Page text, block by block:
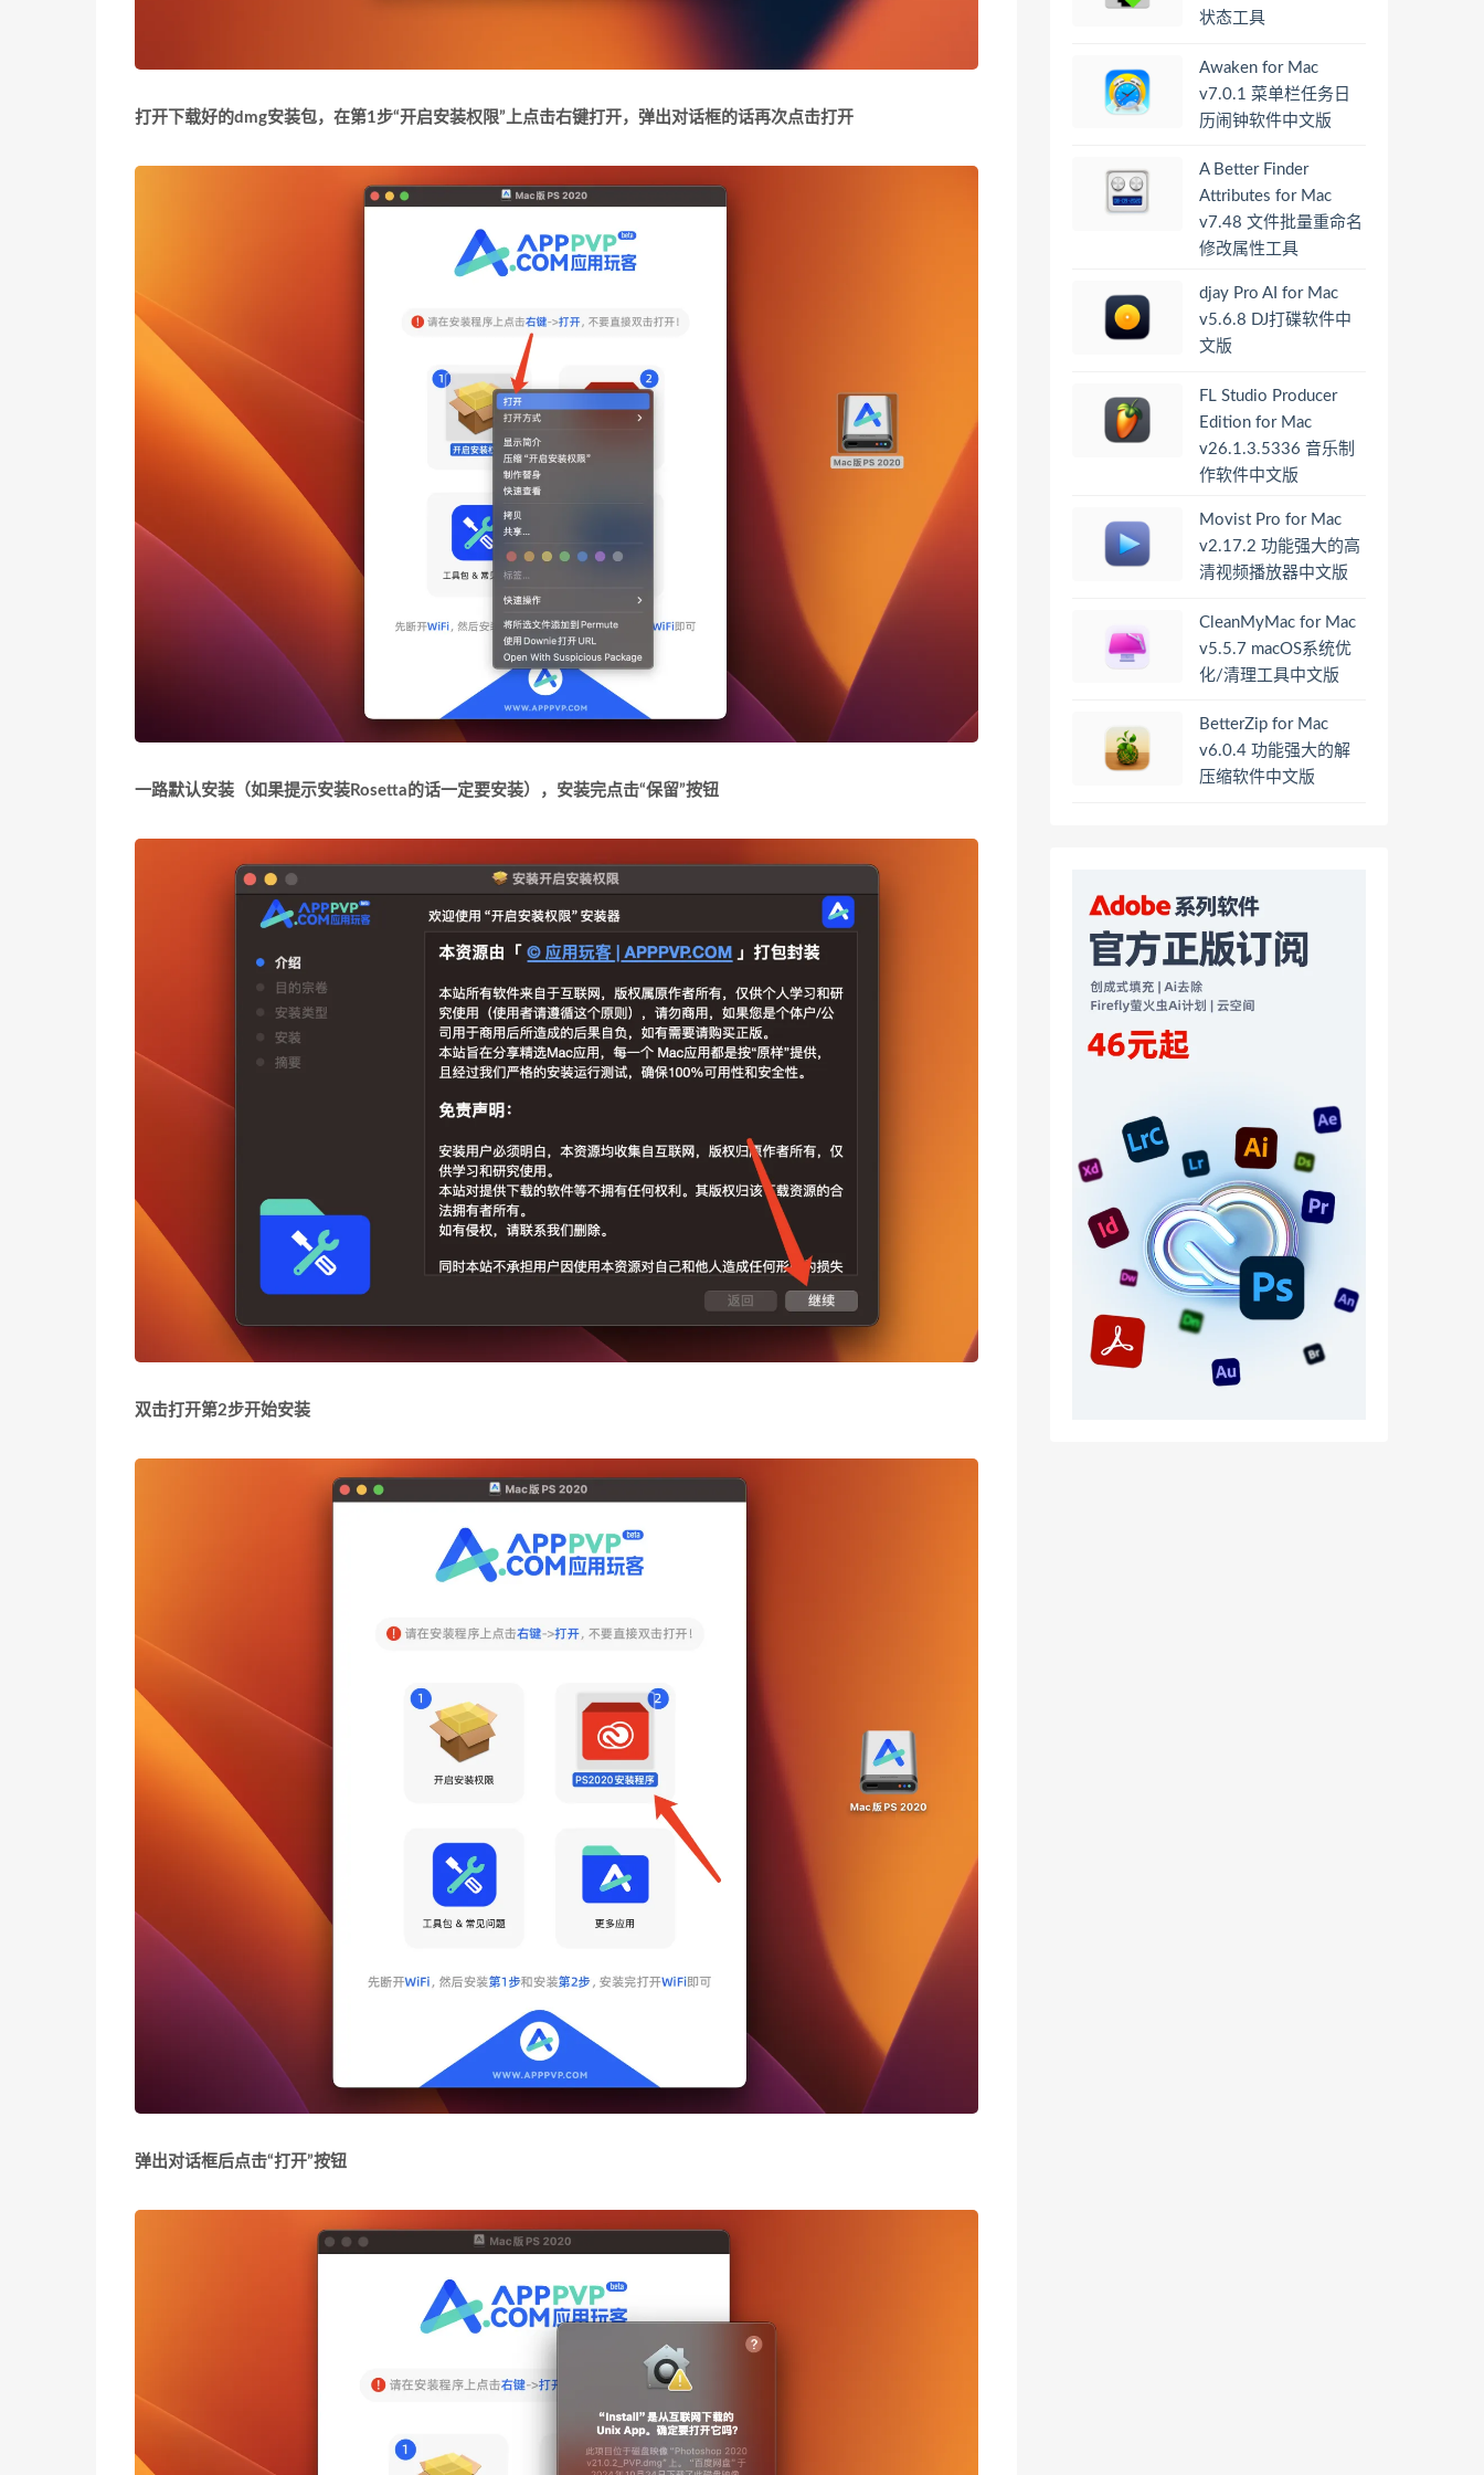
打开下载好的dmg安装包，在第1步“开启安装权限”上点击右键打开，弹出对话框的话再次点击打开
一路默认安装 （如果提示安装Rosetta的话一定要安装） ，安装完点击“保留”按钮
双击打开第2步开始安装
弹出对话框后点击“打开”按钮
状态工具
Awaken for Mac
v7.0.1 菜单栏任务日
历闹钟软件中文版
A Better Finder
Attributes for Mac
v7.48 文件批量重命名
修改属性工具
djay Pro AI for Mac
v5.6.8 DJ打碟软件中
文版
FL Studio Producer
Edition for Mac
v26.1.3.5336 音乐制
作软件中文版
Movist Pro for Mac
v2.17.2 功能强大的高
清视频播放器中文版
CleanMyMac for Mac
v5.5.7 macOS系统优
化/清理工具中文版
BetterZip for Mac
v6.0.4 功能强大的解
压缩软件中文版